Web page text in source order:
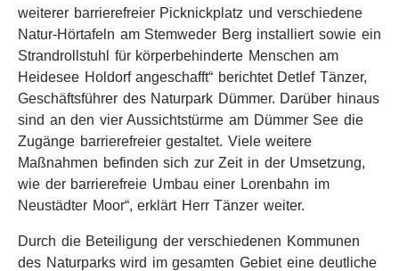
weiterer barrierefreier Picknickplatz und verschiedene
Natur-Hörtafeln am Stemweder Berg installiert sowie ein
Strandrollstuhl für körperbehinderte Menschen am
Heidesee Holdorf angeschafft“ berichtet Detlef Tänzer,
Geschäftsführer des Naturpark Dümmer. Darüber hinaus
sind an den vier Aussichtstürme am Dümmer See die
Zugänge barrierefreier gestaltet. Viele weitere
Maßnahmen befinden sich zur Zeit in der Umsetzung,
wie der barrierefreie Umbau einer Lorenbahn im
Neustädter Moor“, erklärt Herr Tänzer weiter.
Durch die Beteiligung der verschiedenen Kommunen
des Naturparks wird im gesamten Gebiet eine deutliche